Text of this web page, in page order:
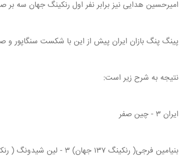
امیرحسین هدایی نیز برابر نفر اول رنکینگ جهان سه
پینگ پنگ بازان ایران پیش از این با شکست سنگاپور و صعود به
نتیجه به شرح زیر است:
ایران ۳ - چین صفر
بنیامین فرجی( رنکینگ ۱۳۷ جهان) ۳ - لین شیدونگ ( رنکینگ ۲ جهان) ۲